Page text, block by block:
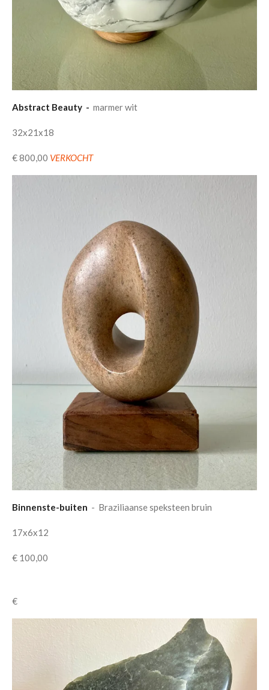
Abstract Beauty - marmer wit
32x21x18
€ 800,00 VERKOCHT
Binnenste-buiten - Braziliaanse speksteen bruin
17x6x12
€ 100,00
€